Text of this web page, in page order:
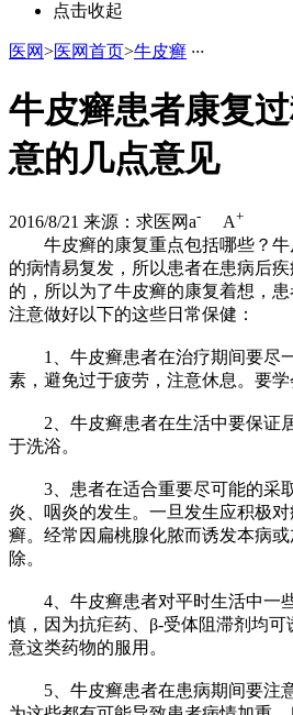
点击收起
医网>医网首页>牛皮癣 ···
牛皮癣患者康复
意的几点意见
2016/8/21 来源：求医网a- A+
牛皮癣的康复重点包括哪些？牛
的病情易复发，所以患者在患病后
的，所以为了牛皮癣的康复着想，
注意做好以下的这些日常保健：
1、牛皮癣患者在治疗期间要尽
素，避免过于疲劳，注意休息。要学
2、牛皮癣患者在生活中要保证
于洗浴。
3、患者在适合重要尽可能的采
炎、咽炎的发生。一旦发生应积极
癣。经常因扁桃腺化脓而诱发本病
除。
4、牛皮癣患者对平时生活中一
慎，因为抗疟药、β-受体阻滞剂均
意这类药物的服用。
5、牛皮癣患者在患病期间要注